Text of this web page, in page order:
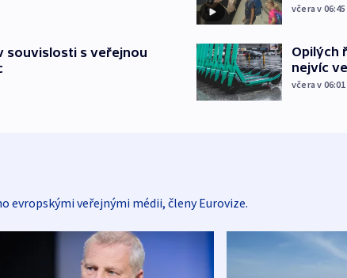
souvislosti s veřejnou
včera v 06:45
Opilých
nejvíc
včera v 06:01
evropskými veřejnými médii, členy Eurovize.